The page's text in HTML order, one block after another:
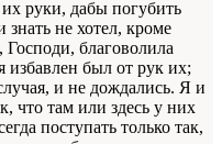
их руки, дабы погубить
знать не хотел, кроме
Господи, благоволила
был от рук их;
и не дождались. Я и
что там или здесь у них
поступать только так,